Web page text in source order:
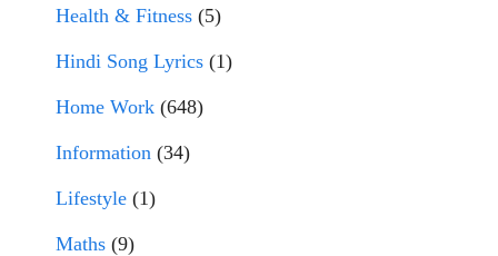
Health & Fitness (5)
Hindi Song Lyrics (1)
Home Work (648)
Information (34)
Lifestyle (1)
Maths (9)